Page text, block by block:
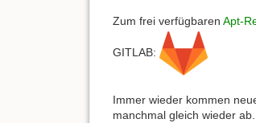
Zum frei verfügbarenApt-
GITLAB:
Immer wieder kommen
manchmal gleich wieder